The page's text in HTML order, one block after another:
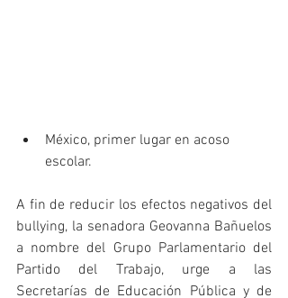
México, primer lugar en acoso
escolar.
A fin de reducir los efectos negativos del
bullying, la senadora Geovanna Bañuelos
a nombre del Grupo Parlamentario del
Partido del Trabajo, urge a las
Secretarías de Educación Pública y de